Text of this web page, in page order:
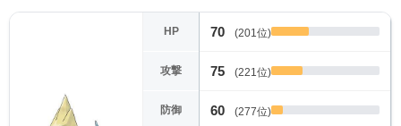
HP 70 (201位)
攻撃 75 (221位)
防御 60 (277位)